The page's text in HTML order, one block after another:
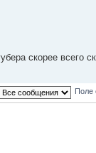
скорее всего
Поле